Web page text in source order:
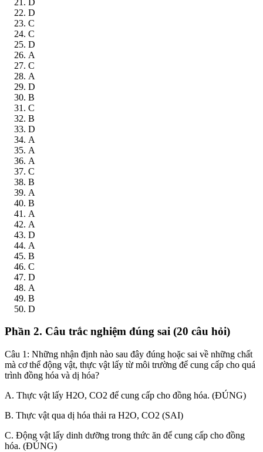
D
C
C
D
A
C
A
D
B
C
B
D
A
A
A
C
B
A
B
A
A
D
A
B
C
D
A
B
D
Phần 2. Câu trắc nghiệm đúng sai (20 câu hỏi)
Câu 1: Những nhận định nào sau đây đúng hoặc sai về những chất
mà cơ thể động vật, thực vật lấy từ môi trường để cung cấp cho quá
trình đồng hóa và dị hóa?
A. Thực vật lấy H2O, CO2 để cung cấp cho đồng hóa. (ĐÚNG)
B. Thực vật qua dị hóa thải ra H2O, CO2 (SAI)
C. Động vật lấy dinh dưỡng trong thức ăn để cung cấp cho đồng
hóa. (ĐÚNG)